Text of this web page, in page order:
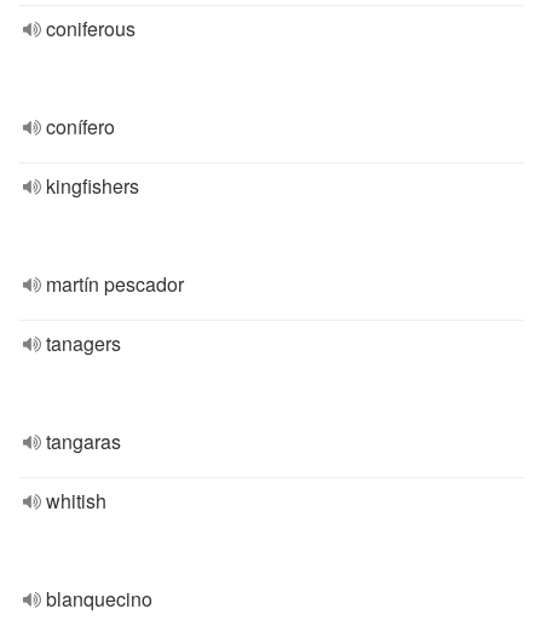
coniferous
conífero
kingfishers
martín pescador
tanagers
tangaras
whitish
blanquecino